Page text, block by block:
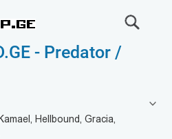
- Predator /
Hellbound, Gracia,